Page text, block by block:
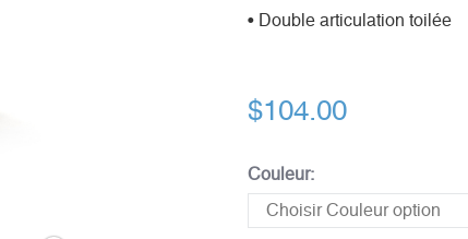
• Double articulation toilée
$104.00
Couleur: